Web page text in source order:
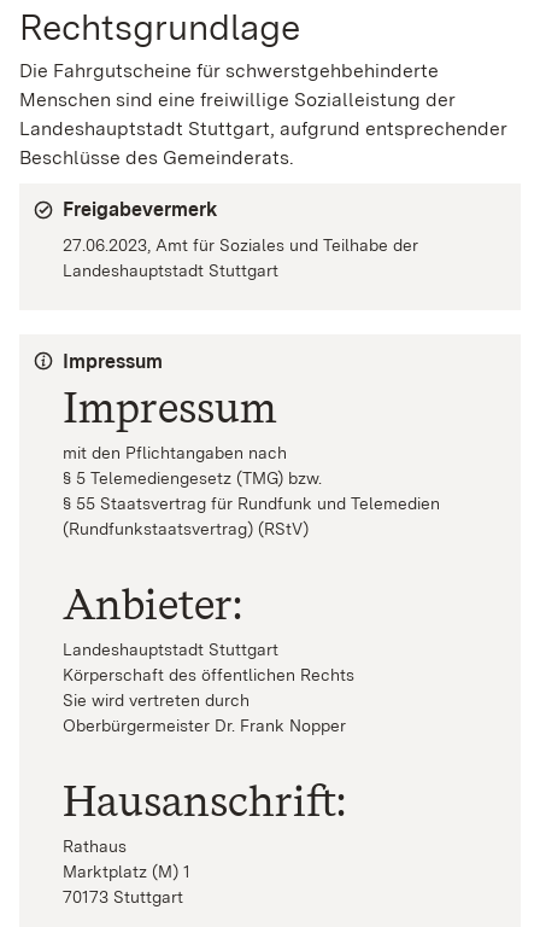
Rechtsgrundlage
Die Fahrgutscheine für schwerstgehbehinderte
Menschen sind eine freiwillige Sozialleistung der
Landeshauptstadt Stuttgart, aufgrund entsprechender
Beschlüsse des Gemeinderats.
Freigabevermerk
27.06.2023, Amt für Soziales und Teilhabe der
Landeshauptstadt Stuttgart
Impressum
Impressum
mit den Pflichtangaben nach
§ 5 Telemediengesetz (TMG) bzw.
§ 55 Staatsvertrag für Rundfunk und Telemedien
(Rundfunkstaatsvertrag) (RStV)
Anbieter:
Landeshauptstadt Stuttgart
Körperschaft des öffentlichen Rechts
Sie wird vertreten durch
Oberbürgermeister Dr. Frank Nopper
Hausanschrift:
Rathaus
Marktplatz (M) 1
70173 Stuttgart